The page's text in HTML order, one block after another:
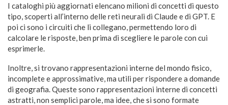
I cataloghi più aggiornati elencano milioni di concetti di questo
tipo, scoperti all’interno delle reti neurali di Claude e di GPT. E
poi ci sono i circuiti che li collegano, permettendo loro di
calcolare le risposte, ben prima di scegliere le parole con cui
esprimerle.
Inoltre, si trovano rappresentazioni interne del mondo fisico,
incomplete e approssimative, ma utili per rispondere a domande
di geografia. Queste sono rappresentazioni interne di concetti
astratti, non semplici parole, ma idee, che si sono formate